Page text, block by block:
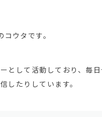
ウタです。
として活動しており、毎
したりしています。